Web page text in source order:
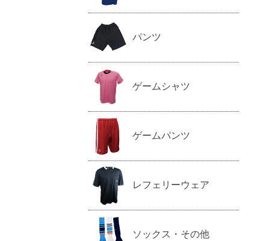
パンツ
ゲームシャツ
ゲームパンツ
レフェリーウェア
ソックス・その他